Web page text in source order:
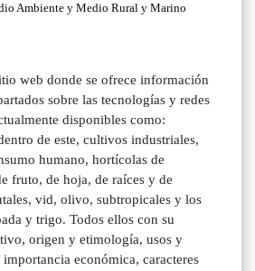
Ambiente y Medio Rural y Marino
web donde se ofrece información
sobre las tecnologías y redes
disponibles como:
de este, cultivos industriales,
humano, hortícolas de
fruto, de hoja, de raíces y de
vid, olivo, subtropicales y los
y trigo. Todos ellos con su
origen y etimología, usos y
económica, caracteres